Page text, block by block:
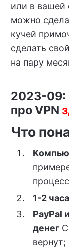
или в вашей
можно
кучей
сделать
на пару
2023-09:
про VPN
Что
1-2 часа
PayPal
денег